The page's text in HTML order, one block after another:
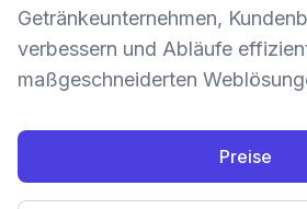
Getränkeunternehmen,
verbessern und Abläufe
maßgeschneiderten
Preise